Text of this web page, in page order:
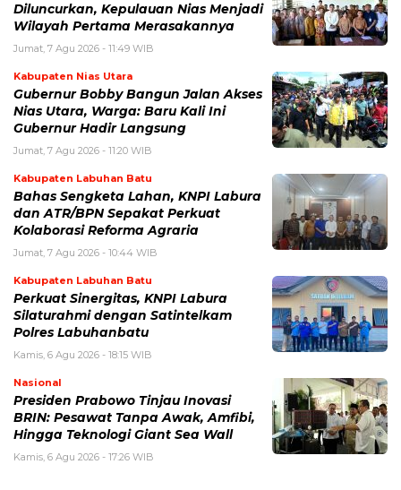
Diluncurkan, Kepulauan Nias Menjadi
Wilayah Pertama Merasakannya
Jumat, 7 Agu 2026 - 11:49 WIB
Kabupaten Nias Utara
Gubernur Bobby Bangun Jalan Akses
Nias Utara, Warga: Baru Kali Ini
Gubernur Hadir Langsung
Jumat, 7 Agu 2026 - 11:20 WIB
Kabupaten Labuhan Batu
Bahas Sengketa Lahan, KNPI Labura
dan ATR/BPN Sepakat Perkuat
Kolaborasi Reforma Agraria
Jumat, 7 Agu 2026 - 10:44 WIB
Kabupaten Labuhan Batu
Perkuat Sinergitas, KNPI Labura
Silaturahmi dengan Satintelkam
Polres Labuhanbatu
Kamis, 6 Agu 2026 - 18:15 WIB
Nasional
Presiden Prabowo Tinjau Inovasi
BRIN: Pesawat Tanpa Awak, Amfibi,
Hingga Teknologi Giant Sea Wall
Kamis, 6 Agu 2026 - 17:26 WIB